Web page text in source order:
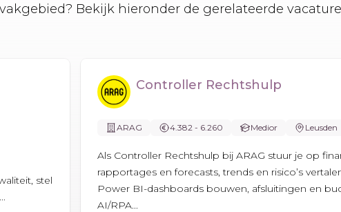
Bekijk hieronder de gerelateerde
stel
Controller Rechtshulp
ARAG 4.382 - 6.260 Medior Leusden
Als Controller Rechtshulp bij ARAG stuur je op
rapportages en forecasts, trends en risico’s
Power BI-dashboards bouwen, afsluitingen en
AI/RPA...